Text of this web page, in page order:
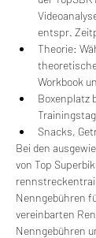
entspr.
Theorie:
Workbook
Boxenplatz
Snacks,
Bei den
von Top
Nenngebühren
vereinbarten
Nenngebühren